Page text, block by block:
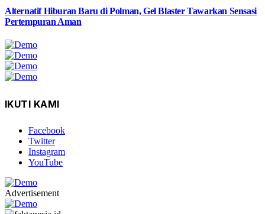
Alternatif Hiburan Baru di Polman, Gel Blaster Tawarkan Sensasi
Pertempuran Aman
IKUTI KAMI
Facebook
Twitter
Instagram
YouTube
Advertisement